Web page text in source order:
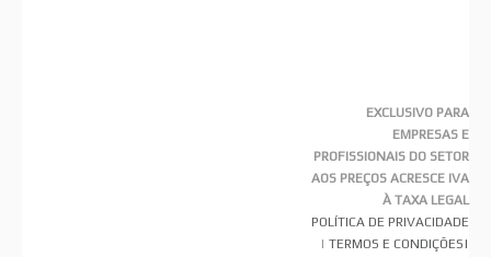
EXCLUSIVO PARA
EMPRESAS E
PROFISSIONAIS DO SETOR
AOS PREÇOS ACRESCE IVA
À TAXA LEGAL
POLÍTICA DE PRIVACIDADE
| TERMOS E CONDIÇÕES|